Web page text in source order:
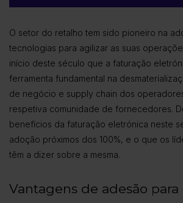
O setor do retalho tem sido pioneiro na
tecnologias para agilizar as suas
início deste século que a faturação
ferramenta fundamental na
de negócio e supply chain dos
respetiva comunidade de fornecedores.
benefícios da faturação eletrónica neste
adoção próximos dos 100%, e o que os
têm a dizer sobre a mesma.
Vantagens de adesão